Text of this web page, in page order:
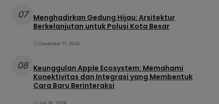
07
Menghadirkan Gedung Hijau: Arsitektur
Berkelanjutan untuk Polusi Kota Besar
Desember 17, 2024
08 Keunggulan Apple Ecosystem: Memahami
Konektivitas dan Integrasi yang Membentuk
Cara Baru Berinteraksi
Juli 29, 2024